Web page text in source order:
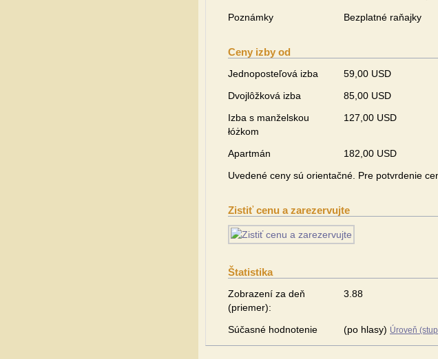
Poznámky
Bezplatné raňajky
Ceny izby od
Jednoposteľová izba
59,00 USD
Dvojlôžková izba
85,00 USD
Izba s manželskou
łóżkom
127,00 USD
Apartmán
182,00 USD
Uvedené ceny sú orientačné. Pre potvrdenie
Zistiť cenu a zarezervujte
Štatistika
Zobrazení za deň
(priemer):
3.88
Súčasné hodnotenie (po hlasy) Úroveň